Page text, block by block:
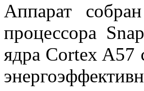
Аппарат
процессора
ядра Cortex A57